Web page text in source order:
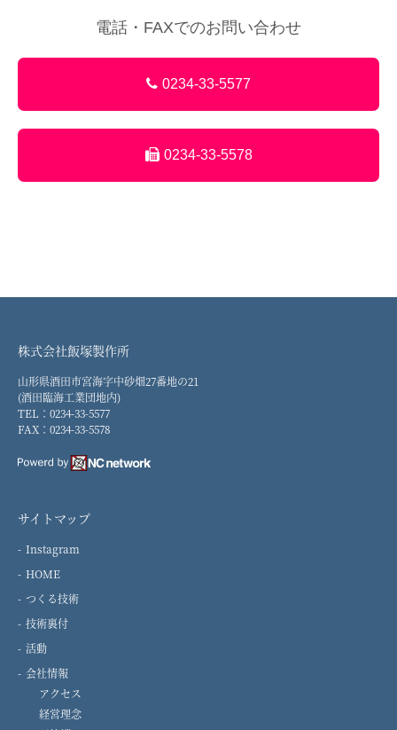
電話・FAXでのお問い合わせ
0234-33-5577
0234-33-5578
株式会社飯塚製作所
山形県酒田市宮海字中砂畑27番地の21
(酒田臨海工業団地内)
TEL：0234-33-5577
FAX：0234-33-5578
サイトマップ
Instagram
HOME
つくる技術
技術裏付
活動
会社情報
アクセス
経営理念